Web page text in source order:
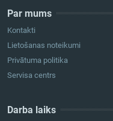
Par mums
Kontakti
Lietošanas noteikumi
Privātuma politika
Servisa centrs
Darba laiks